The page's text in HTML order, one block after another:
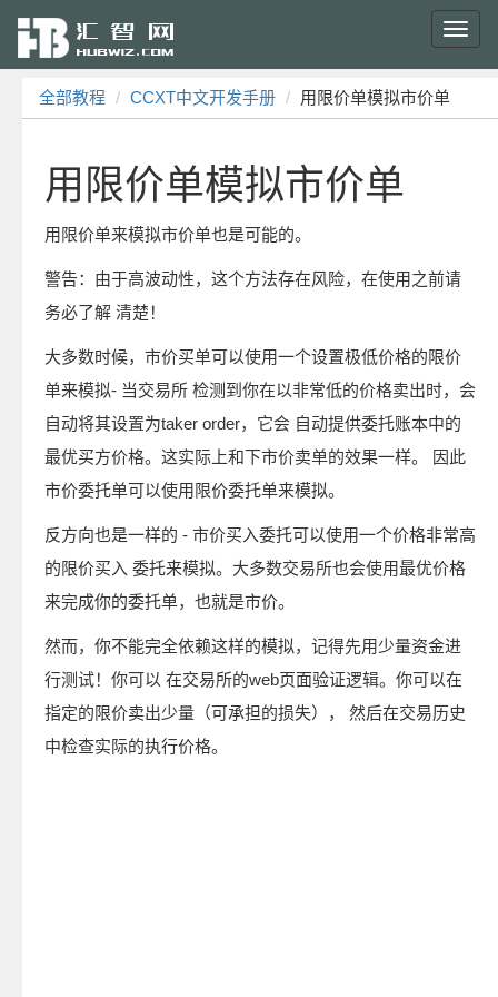
全部教程 CCXT中文开发手册 用限价单模拟市价单
用限价单模拟市价单
用限价单来模拟市价单也是可能的。
警告：由于高波动性，这个方法存在风险，在使用之前请
务必了解 清楚！
大多数时候，市价买单可以使用一个设置极低价格的限价
单来模拟- 当交易所 检测到你在以非常低的价格卖出时，会
自动将其设置为taker order，它会 自动提供委托账本中的
最优买方价格。这实际上和下市价卖单的效果一样。 因此
市价委托单可以使用限价委托单来模拟。
反方向也是一样的 - 市价买入委托可以使用一个价格非常高
的限价买入 委托来模拟。大多数交易所也会使用最优价格
来完成你的委托单，也就是市价。
然而，你不能完全依赖这样的模拟，记得先用少量资金进
行测试！你可以 在交易所的web页面验证逻辑。你可以在
指定的限价卖出少量（可承担的损失）， 然后在交易历史
中检查实际的执行价格。